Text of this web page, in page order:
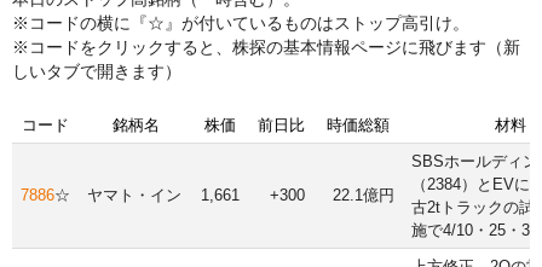
※コードの横に『☆』が付いているものはストップ高引け。
※コードをクリックすると、株探の基本情報ページに飛びます（新
しいタブで開きます）
コード 銘柄名 株価 前日比 時価総額 材料
7886☆ ヤマト・イン 1,661 +300 22.1億円
SBSホールディン
（2384）とEVに
古2tトラックの試
施で4/10・25・